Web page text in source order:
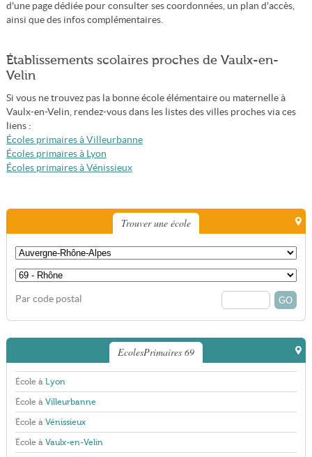
d'une page dédiée pour consulter ses coordonnées, un plan d'accès,
ainsi que des infos complémentaires.
Établissements scolaires proches de Vaulx-en-
Velin
Si vous ne trouvez pas la bonne école élémentaire ou maternelle à
Vaulx-en-Velin, rendez-vous dans les listes des villes proches via ces
liens :
Écoles primaires à Villeurbanne
Écoles primaires à Lyon
Écoles primaires à Vénissieux
Trouver une école
Par code postal
EcolesPrimaires 69
École à Lyon
École à Villeurbanne
École à Vénissieux
École à Vaulx-en-Velin